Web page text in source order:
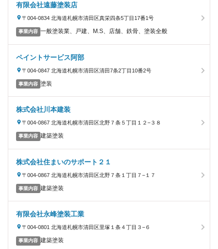
有限会社遠藤塗装店
〒004-0834 北海道札幌市清田区真栄四条5丁目17番1号
事業内容 一般塗装業、戸建、M.S、店舗、鉄骨、塗装全般
ペイントサービス阿部
〒004-0847 北海道札幌市清田区清田7条2丁目10番2号
事業内容 塗装
株式会社川本建装
〒004-0867 北海道札幌市清田区北野７条５丁目１２−３８
事業内容 建築塗装
株式会社住まいのサポート２１
〒004-0867 北海道札幌市清田区北野７条１丁目７−１７
事業内容 建築塗装
有限会社永峰塗装工業
〒004-0801 北海道札幌市清田区里塚１条４丁目３−６
事業内容 建築塗装